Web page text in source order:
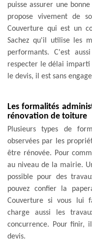
puisse assurer une
propose vivement de
Couverture qui est un
Sachez qu'il utilise les
performants. C'est
respecter le délai imparti
le devis, il est sans
Les formalités
rénovation de toiture
Plusieurs types de
observées par les
être rénovée. Pour
au niveau de la mairie.
possible pour des
pouvez confier la
Couverture si vous lui
charge aussi les
concurrence. Pour finir,
devis.